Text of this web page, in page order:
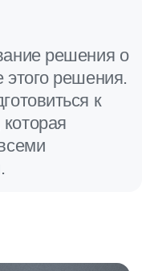
решения о
этого решения.
к